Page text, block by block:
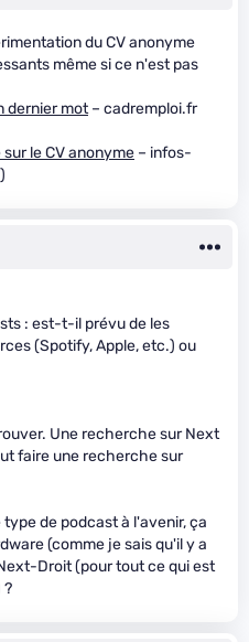
du CV anonyme
même si ce n'est pas
dernier mot– cadremploi.fr
le CV anonyme – infos-
: est-t-il prévu de les
(Spotify, Apple, etc.) ou
Une recherche sur Next
faire une recherche sur
de podcast à l'avenir, ça
(comme je sais qu'il y a
Droit (pour tout ce qui est
?